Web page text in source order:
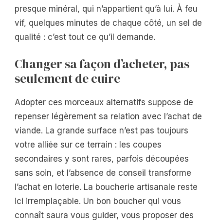
presque minéral, qui n’appartient qu’à lui. À feu
vif, quelques minutes de chaque côté, un sel de
qualité : c’est tout ce qu’il demande.
Changer sa façon d’acheter, pas
seulement de cuire
Adopter ces morceaux alternatifs suppose de
repenser légèrement sa relation avec l’achat de
viande. La grande surface n’est pas toujours
votre alliée sur ce terrain : les coupes
secondaires y sont rares, parfois découpées
sans soin, et l’absence de conseil transforme
l’achat en loterie. La boucherie artisanale reste
ici irremplaçable. Un bon boucher qui vous
connaît saura vous guider, vous proposer des